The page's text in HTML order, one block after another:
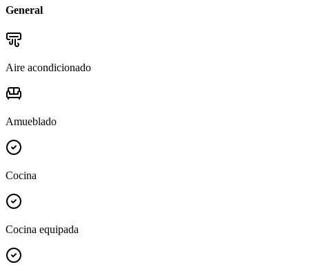
General
Aire acondicionado
Amueblado
Cocina
Cocina equipada